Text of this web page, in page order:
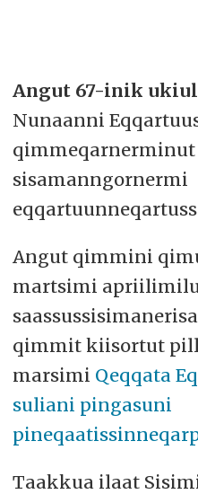
Angut 67-inik
Nunaanni
sisamanngornermi
Angut qimmini
martsimi
qimmit kiisortut
marsimi Qeqqata
suliani pingasuni
Taakkua ilaat